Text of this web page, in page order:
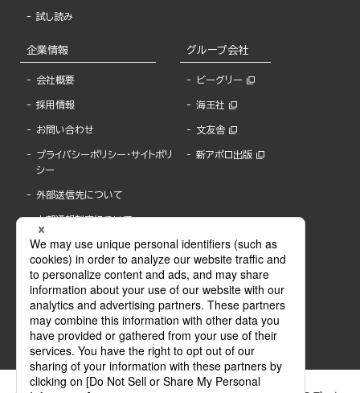
試し読み
企業情報
会社概要
採用情報
お問い合わせ
プライバシーポリシー・サイトポリ
シー
外部送信先について
内部通報制度について
グループ会社
ビーグリー
海王社
文友舎
新アポロ出版